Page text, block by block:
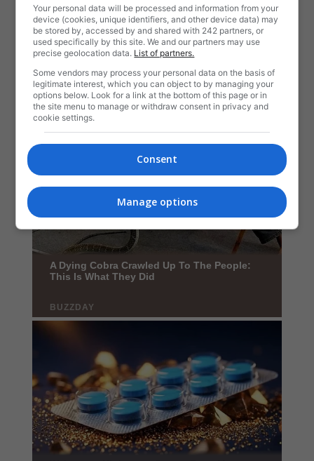
Your personal data will be processed and information from your
device (cookies, unique identifiers, and other device data) may
be stored by, accessed by and shared with 242 partners, or
used specifically by this site. We and our partners may use
precise geolocation data. List of partners.
Some vendors may process your personal data on the basis of
legitimate interest, which you can object to by managing your
options below. Look for a link at the bottom of this page or in
the site menu to manage or withdraw consent in privacy and
cookie settings.
Consent
Manage options